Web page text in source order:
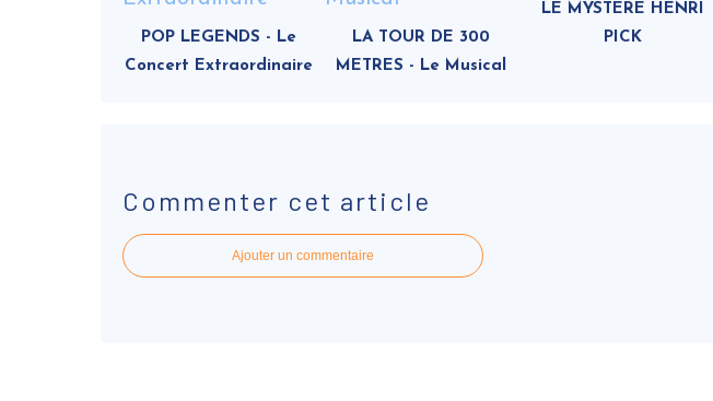
POP LEGENDS - Le
Concert Extraordinaire
LA TOUR DE 300
METRES - Le Musical
LE MYSTÈRE HENRI
PICK
Commenter cet article
Ajouter un commentaire